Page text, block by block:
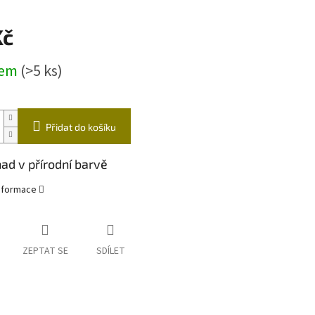
(>5 ks)
Přidat do košíku
v přírodní barvě
ZEPTAT SE SDÍLET